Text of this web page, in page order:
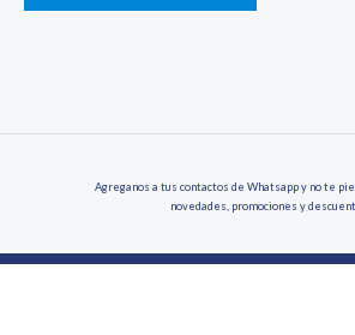
Agreganos a tus contactos de Whatsapp y no te
novedades, promociones y